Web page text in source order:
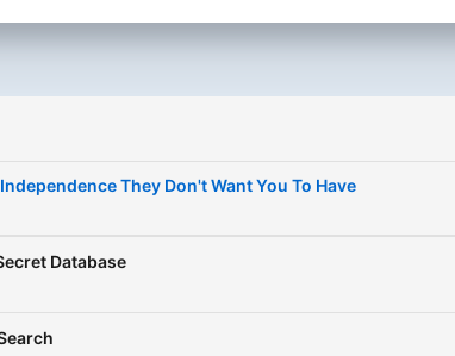
They Don't Want You To Have
Database